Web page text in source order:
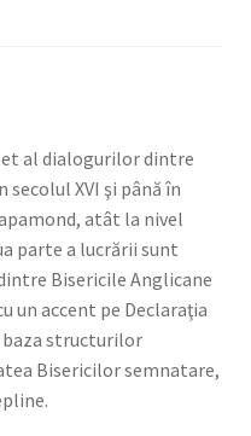
al dialogurilor dintre
XVI şi până în
atât la nivel
parte a lucrării sunt
Bisericile Anglicane
un accent pe Declaraţia
baza structurilor
Bisericilor semnatare,